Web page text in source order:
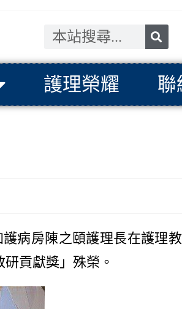
護理榮耀 聯
病房陳之頤護理長在護理
貢獻獎」殊榮。